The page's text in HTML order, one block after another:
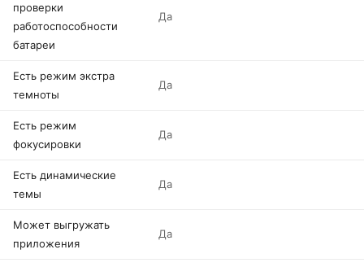
проверки
работоспособности
батареи
Да
Есть режим экстра
темноты
Да
Есть режим
фокусировки
Да
Есть динамические
темы
Да
Может выгружать
приложения
Да